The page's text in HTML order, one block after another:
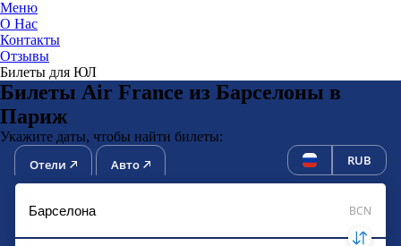
Меню
О Нас
Контакты
Отзывы
Билеты для ЮЛ
Билеты Air France из Барселоны в
Париж
Укажите даты, чтобы найти билеты:
Отели Авто RUB
BCN